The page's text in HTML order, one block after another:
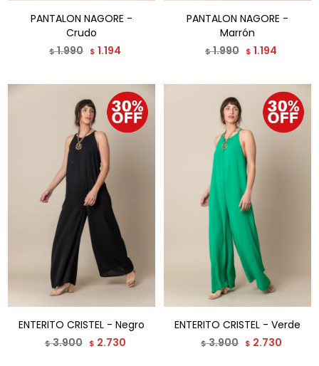
PANTALON NAGORE -
Crudo
$1.990 $ 1.194
PANTALON NAGORE -
Marrón
$1.990 $ 1.194
ENTERITO CRISTEL - Negro
$3.900 $ 2.730
ENTERITO CRISTEL - Verde
$3.900 $ 2.730